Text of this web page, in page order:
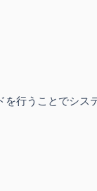
行うことでシス